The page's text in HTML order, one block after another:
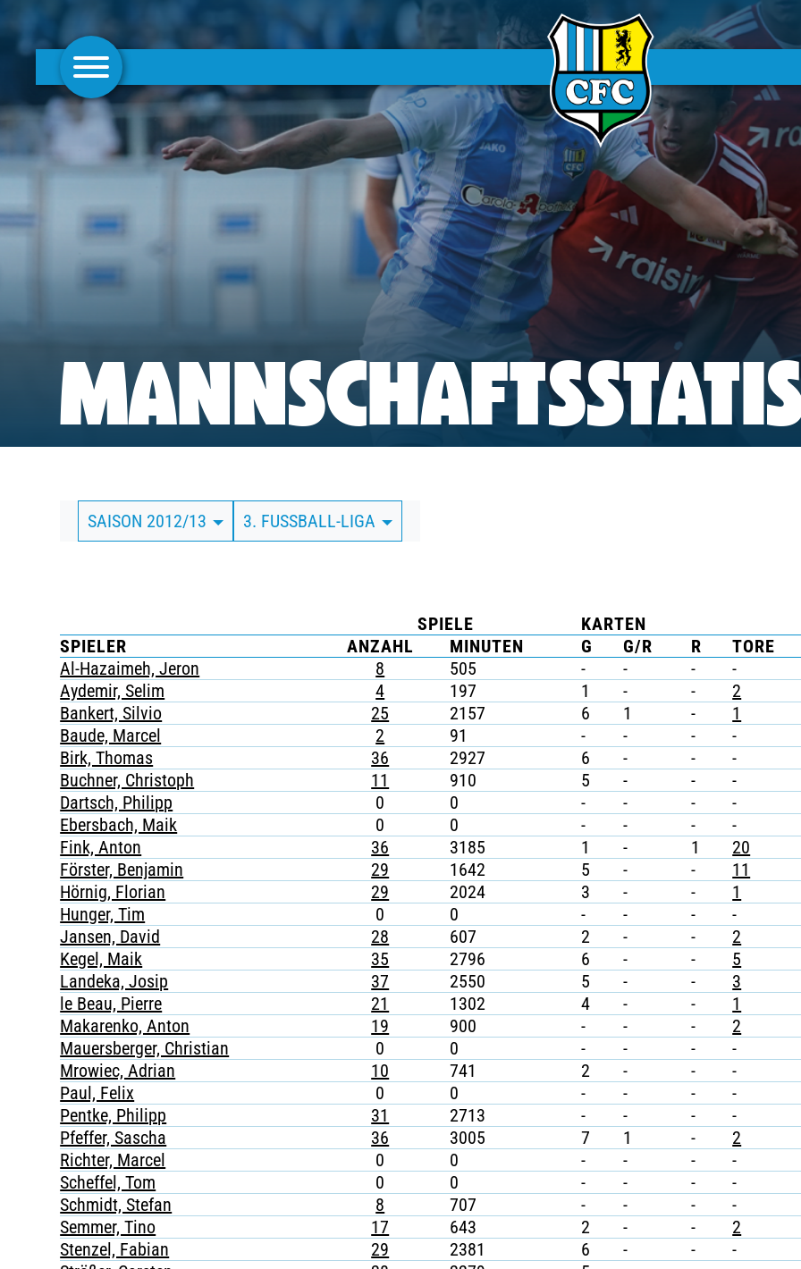
AKTUELLES
FRAUEN
CLUBMITGLIEDSCHAFT
BUSINESS
SÜDKURVE
TICKETING
SAISON 2012/13 3. FUSSBALL-LIGA
SPIELE
KARTEN
SPIELER
ANZAHL MINUTEN G G/R R
TORE
Al-Hazaimeh, Jeron
8 505 - - -
-
Aydemir, Selim
4 197 1 - -
2
Bankert, Silvio
25 2157 6 1 -
1
Baude, Marcel
2 91 - - -
-
Birk, Thomas
36 2927 6 - -
-
Buchner, Christoph
11 910 5 - -
-
Dartsch, Philipp
0 0 - - -
-
Ebersbach, Maik
0 0 - - -
-
Fink, Anton
36 3185 1 - 1
20
Förster, Benjamin
29 1642 5 - -
11
Hörnig, Florian
29 2024 3 - -
1
Hunger, Tim
0 0 - - -
-
Jansen, David
28 607 2 - -
2
Kegel, Maik
35 2796 6 - -
5
Landeka, Josip
37 2550 5 - -
3
le Beau, Pierre
21 1302 4 - -
1
Makarenko, Anton
19 900 - - -
2
Mauersberger, Christian
0 0 - - -
-
Mrowiec, Adrian
10 741 2 - -
-
Paul, Felix
0 0 - - -
-
Pentke, Philipp
31 2713 - - -
-
Pfeffer, Sascha
36 3005 7 1 -
2
Richter, Marcel
0 0 - - -
-
Scheffel, Tom
0 0 - - -
-
Schmidt, Stefan
8 707 - - -
-
Semmer, Tino
17 643 2 - -
2
Stenzel, Fabian
29 2381 6 - -
-